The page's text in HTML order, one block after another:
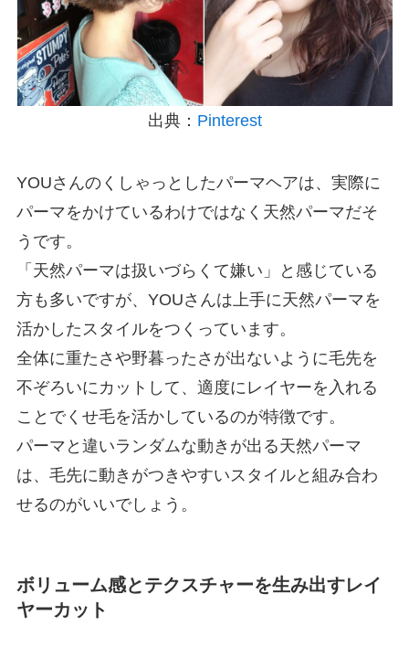
出典： Pinterest
YOUさんのくしゃっとしたパーマヘアは、実際に
パーマをかけているわけではなく天然パーマだそ
うです。
「天然パーマは扱いづらくて嫌い」と感じている
方も多いですが、YOUさんは上手に天然パーマを
活かしたスタイルをつくっています。
全体に重たさや野暮ったさが出ないように毛先を
不ぞろいにカットして、適度にレイヤーを入れる
ことでくせ毛を活かしているのが特徴です。
パーマと違いランダムな動きが出る天然パーマ
は、毛先に動きがつきやすいスタイルと組み合わ
せるのがいいでしょう。
ボリューム感とテクスチャーを生み出すレイ
ヤーカット